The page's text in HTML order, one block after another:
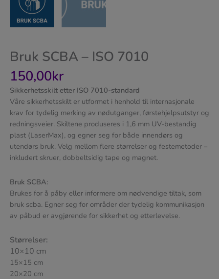
Bruk SCBA – ISO 7010
150,00kr
Sikkerhetsskilt etter ISO 7010-standard
Våre sikkerhetsskilt er utformet i henhold til internasjonale
krav for tydelig merking av nødutganger, førstehjelpsutstyr og
redningsveier. Skiltene produseres i 1,6 mm UV-bestandig
plast (LaserMax), og egner seg for både innendørs og
utendørs bruk. Velg mellom flere størrelser og festemetoder –
inkludert skruer, dobbeltsidig tape og magnet.
Bruk SCBA:
Brukes for å påby eller informere om nødvendige tiltak, som
bruk scba. Egner seg for områder der tydelig kommunikasjon
av påbud er avgjørende for sikkerhet og etterlevelse.
Størrelser:
10×10 cm
15×15 cm
20×20 cm